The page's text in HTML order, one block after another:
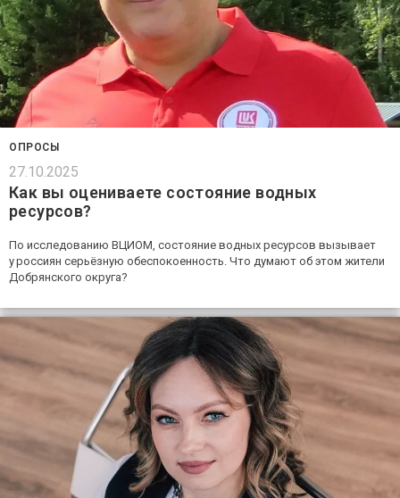
ОПРОСЫ
27.10.2025
Как вы оцениваете состояние водных
ресурсов?
По исследованию ВЦИОМ, состояние водных ресурсов вызывает
у россиян серьёзную обеспокоенность. Что думают об этом жители
Добрянского округа?